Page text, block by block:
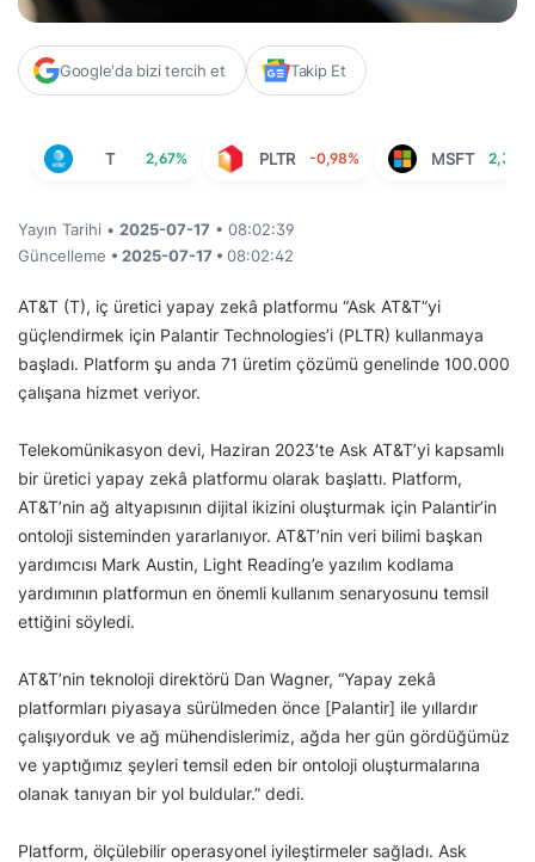
Google'da bizi tercih et Takip Et
T 2,67% PLTR -0,98% MSFT 2,36%
Yayın Tarihi • 2025-07-17 • 08:02:39
Güncelleme • 2025-07-17 • 08:02:42
AT&T (T), iç üretici yapay zekâ platformu “Ask AT&T”yi
güçlendirmek için Palantir Technologies’i (PLTR) kullanmaya
başladı. Platform şu anda 71 üretim çözümü genelinde 100.000
çalışana hizmet veriyor.
Telekomünikasyon devi, Haziran 2023’te Ask AT&T’yi kapsamlı
bir üretici yapay zekâ platformu olarak başlattı. Platform,
AT&T’nin ağ altyapısının dijital ikizini oluşturmak için Palantir’in
ontoloji sisteminden yararlanıyor. AT&T’nin veri bilimi başkan
yardımcısı Mark Austin, Light Reading’e yazılım kodlama
yardımının platformun en önemli kullanım senaryosunu temsil
ettiğini söyledi.
AT&T’nin teknoloji direktörü Dan Wagner, “Yapay zekâ
platformları piyasaya sürülmeden önce [Palantir] ile yıllardır
çalışıyorduk ve ağ mühendislerimiz, ağda her gün gördüğümüz
ve yaptığımız şeyleri temsil eden bir ontoloji oluşturmalarına
olanak tanıyan bir yol buldular.” dedi.
Platform, ölçülebilir operasyonel iyileştirmeler sağladı. Ask